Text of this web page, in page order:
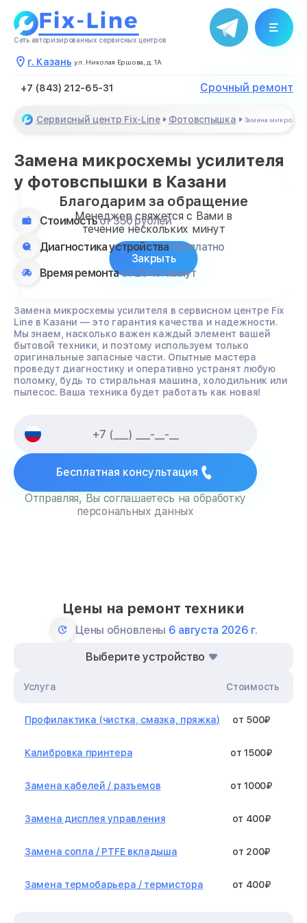
Сеть авторизированных сервисных центров
г. Казань ул. Николая Ершова, д. 1А
+7 (843) 212-65-31 Срочный ремонт
Сервисный центр Fix-Line Фотовспышка Замена
Замена микросхемы усилителя
у фотовспышки в Казани
Стоимостьот 350 рублей
Диагностика устройства бесплатно
Время ремонтаот 20-ти минут
Замена микросхемы усилителя в сервисном центре Fix
Line в Казани — это гарантия качества и надежности.
Мы знаем, насколько важен каждый элемент вашей
бытовой техники, и поэтому используем только
оригинальные запасные части. Опытные мастера
проведут диагностику и оперативно устранят любую
поломку, будь то стиральная машина, холодильник или
пылесос. Ваша техника будет работать как новая!
Бесплатная консультация
Отправляя, Вы соглашаетесь на обработку
персональных данных
Цены на ремонт техники
Цены обновлены 6 августа 2026 г.
Выберите устройство
Услуга Стоимость
Профилактика (чистка, смазка, пряжка) от 500₽
Калибровка принтера от 1500₽
Замена кабелей / разъемов от 1000₽
Замена дисплея управления от 400₽
Замена сопла / PTFE вкладыша от 200₽
Замена термобарьера / термистора от 400₽
Благодарим за обращение
Менеджер свяжется с Вами в
течение нескольких минут
Закрыть